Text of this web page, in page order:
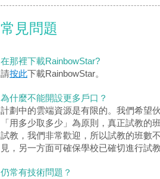
常見問題
在那裡下載RainbowStar?
請按此下載RainbowStar。
為什麼不能開設更多戶口？
計劃中的雲端資源是有限的。我們希望
「用多少取多少」為原則，真正試教
試教，我們非常歡迎，所以試教的班數
見，另一方面可確保學校已確切進行試教
仍常有技術問題？